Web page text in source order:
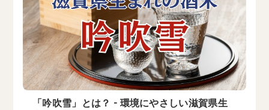
「吟吹雪」とは？ - 環境にやさしい滋賀県生